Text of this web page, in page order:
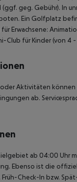
geg. Gebühr). In
Ein Golfplatz
Erwachsene:
Club für Kinder (von 4
Aktivitäten
ab.
ab 04:00 Uhr
Ebenso ist die
Check-In bzw.